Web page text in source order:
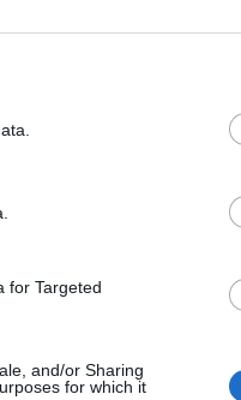
for Targeted
and/or Sharing
for which it